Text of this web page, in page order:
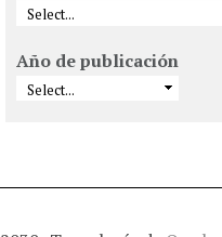
Año de publicación